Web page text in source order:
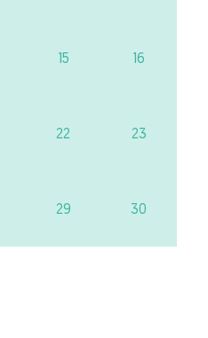
15 16
22 23
29 30